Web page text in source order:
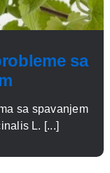
sa
sa spavanjem
L. [...]